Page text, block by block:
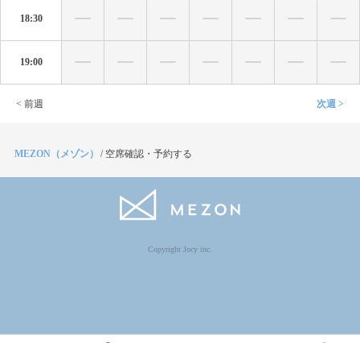
18:30
19:00
< 前週 次週 >
MEZON（メゾン） / 空席確認・予約する
Copyright Jocy inc.